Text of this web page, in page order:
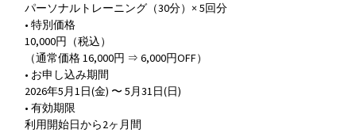
パーソナルトレーニング（30分）× 5回分
• 特別価格
10,000円（税込）
（通常価格 16,000円 ⇒ 6,000円OFF）
• お申し込み期間
2026年5月1日(金) 〜 5月31日(日)
• 有効期限
利用開始日から2ヶ月間